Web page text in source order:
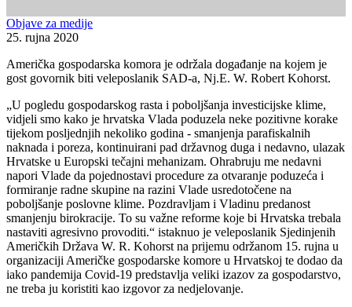
Objave za medije
25. rujna 2020
Američka gospodarska komora je održala događanje na kojem je
gost govornik biti veleposlanik SAD-a, Nj.E. W. Robert Kohorst.
„U pogledu gospodarskog rasta i poboljšanja investicijske klime,
vidjeli smo kako je hrvatska Vlada poduzela neke pozitivne korake
tijekom posljednjih nekoliko godina - smanjenja parafiskalnih
naknada i poreza, kontinuirani pad državnog duga i nedavno, ulazak
Hrvatske u Europski tečajni mehanizam. Ohrabruju me nedavni
napori Vlade da pojednostavi procedure za otvaranje poduzeća i
formiranje radne skupine na razini Vlade usredotočene na
poboljšanje poslovne klime. Pozdravljam i Vladinu predanost
smanjenju birokracije. To su važne reforme koje bi Hrvatska trebala
nastaviti agresivno provoditi.“ istaknuo je veleposlanik Sjedinjenih
Američkih Država W. R. Kohorst na prijemu održanom 15. rujna u
organizaciji Američke gospodarske komore u Hrvatskoj te dodao da
iako pandemija Covid-19 predstavlja veliki izazov za gospodarstvo,
ne treba ju koristiti kao izgovor za nedjelovanje.